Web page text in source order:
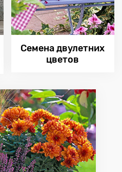
Семена двулетних
цветов